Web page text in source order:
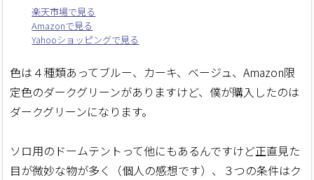
楽天市場で見る
Amazonで見る
Yahooショッピングで見る
色は４種類あってブルー、カーキ、ベージュ、Amazon限
定色のダークグリーンがありますけど、僕が購入したのは
ダークグリーンになります。
ソロ用のドームテントって他にもあるんですけど正直見た
目が微妙な物が多く（個人の感想です）、３つの条件はク